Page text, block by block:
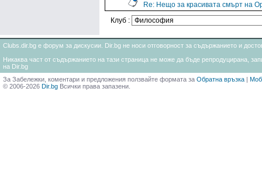
Re: Нещо за красивата смърт на
Клуб :
Clubs.dir.bg е форум за дискусии. Dir.bg не носи отговорност за съдържанието и
Никаква част от съдържанието на тази страница не може да бъде репродуцирана,
на Dir.bg
За Забележки, коментари и предложения ползвайте формата за Обратна връзка |
© 2006-2026 Dir.bg Всички права запазени.